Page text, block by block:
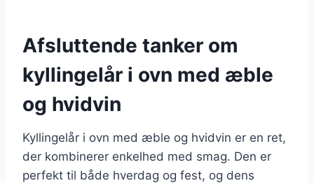
Afsluttende tanker om
kyllingelår i ovn med æble
og hvidvin
Kyllingelår i ovn med æble og hvidvin er en ret,
der kombinerer enkelhed med smag. Den er
perfekt til både hverdag og fest, og dens